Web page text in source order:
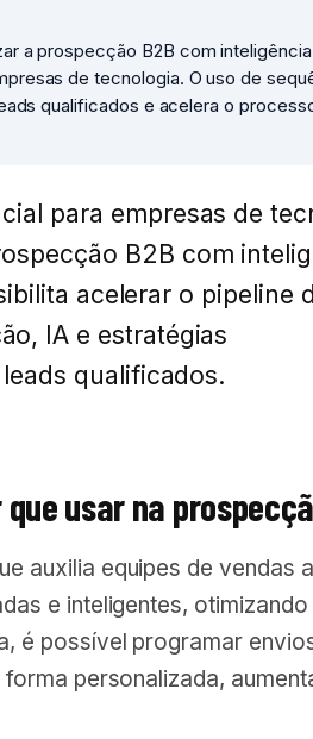
a prospecção B2B com
de tecnologia. O uso de
qualificados e acelera o
para empresas de
B2B com
acelerar o pipeline
IA e estratégias
qualificados.
usar na
auxilia equipes de vendas
e inteligentes, otimizando
é possível programar
personalizada,